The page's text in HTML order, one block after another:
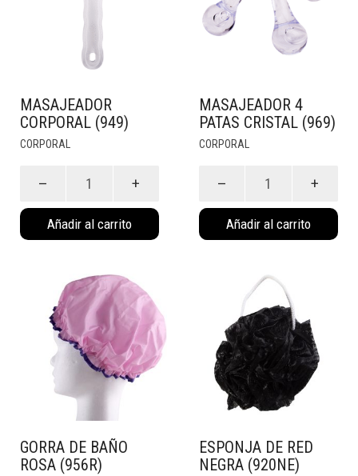
MASAJEADOR
CORPORAL (949)
CORPORAL
(949)
cantidadAñadir al carrito
MASAJEADOR 4
PATAS CRISTAL (969)
CORPORAL
Patas
Cristal
(969)
Añadir al carrito
GORRA DE BAÑO
ROSA (956R)
ESPONJA DE RED
NEGRA (920NE)